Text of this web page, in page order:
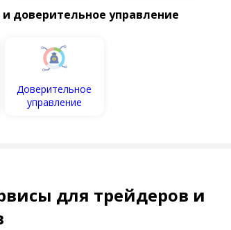
доверительное управление
Доверительное
управление
для трейдеров и